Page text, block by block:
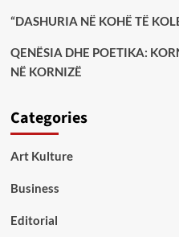
“DASHURIA NË KOHË TË
QENËSIA DHE POETIKA:
NË KORNIZË
Categories
Art Kulture
Business
Editorial